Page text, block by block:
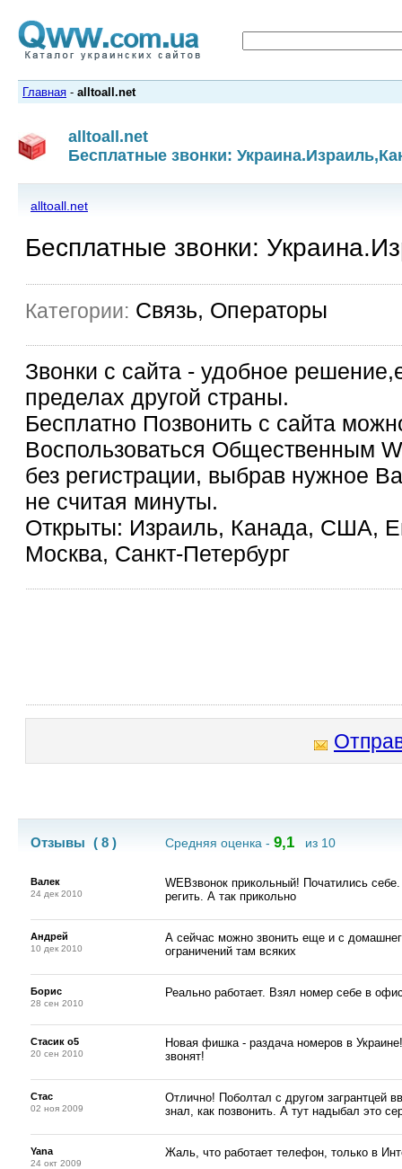
Главная - alltoall.net
alltoall.net
Бесплатные звонки:
alltoall.net
Бесплатные звонки:
Категории: Связь, Операторы
Звонки с сайта - удобное
пределах другой страны.
Бесплатно Позвонить с сайта
Воспользоваться Общественным
без регистрации, выбрав нужное
не считая минуты.
Открыты: Израиль, Канада, США,
Москва, Санкт-Петербург
Отзывы ( 8 ) Средняя оценка - 9,1 из 10
Валек
24 дек 2010
WEBзвонок прикольный! Початились
регить. А так прикольно
Андрей
10 дек 2010
А сейчас можно звонить еще и с
ограничений там всяких
Борис
28 сен 2010
Реально работает. Взял номер себе в
Стасик о5
20 сен 2010
Новая фишка - раздача номеров в
звонят!
Стас
02 ноя 2009
Отлично! Поболтал с другом загрантцей
знал, как позвонить. А тут надыбал это
Yana
24 окт 2009
Жаль, что работает телефон, только в